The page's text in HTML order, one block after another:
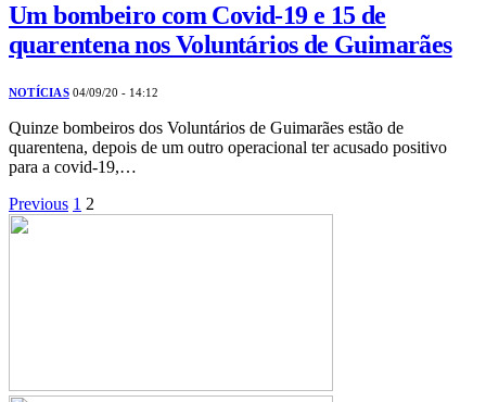
Um bombeiro com Covid-19 e 15 de
quarentena nos Voluntários de Guimarães
NOTÍCIAS 04/09/20 - 14:12
Quinze bombeiros dos Voluntários de Guimarães estão de
quarentena, depois de um outro operacional ter acusado positivo
para a covid-19,…
Previous 1 2